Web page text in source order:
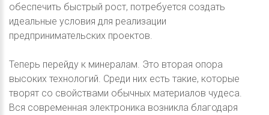
обеспечить быстрый рост, потребуется создать
идеальные условия для реализации
предпринимательских проектов.
Теперь перейду к минералам. Это вторая опора
высоких технологий. Среди них есть такие, которые
творят со свойствами обычных материалов чудеса.
Вся современная электроника возникла благодаря